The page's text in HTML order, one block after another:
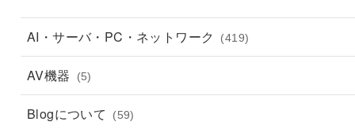
AI・サーバ・PC・ネットワーク (419)
AV機器 (5)
Blogについて (59)